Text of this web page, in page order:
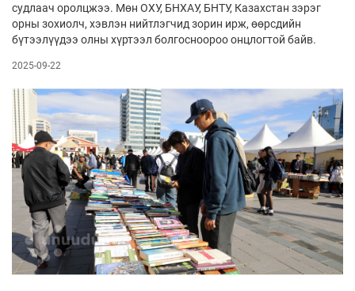
судлаач оролцжээ. Мөн ОХУ, БНХАУ, БНТУ, Казахстан зэрэг
орны зохиолч, хэвлэн нийтлэгчид зорин ирж, өөрсдийн
бүтээлүүдээ олны хүртээл болгосноороо онцлогтой байв.
2025-09-22